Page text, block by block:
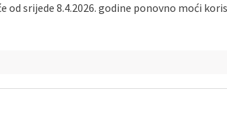
od srijede 8.4.2026. godine ponovno moći